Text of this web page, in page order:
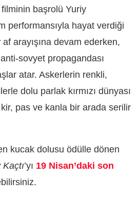
filminin başrolü Yuriy
performansıyla hayat verdiği
arayışına devam ederken,
sovyet propagandası
atar. Askerlerin renkli,
dolu parlak kırmızı dünyası
pas ve kanla bir arada serilir
kucak dolusu ödülle dönen
’yı 19 Nisan’daki son